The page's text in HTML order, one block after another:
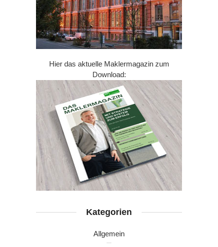
Hier das aktuelle Maklermagazin zum
Download:
Kategorien
Allgemein